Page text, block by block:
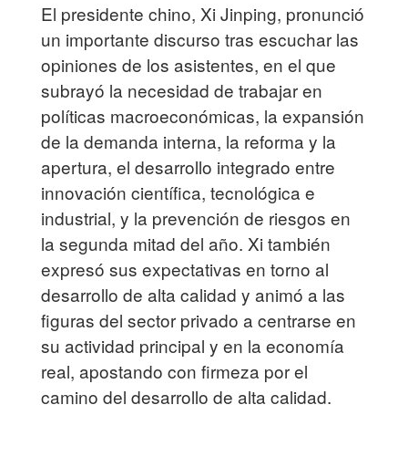
El presidente chino, Xi Jinping, pronunció
un importante discurso tras escuchar las
opiniones de los asistentes, en el que
subrayó la necesidad de trabajar en
políticas macroeconómicas, la expansión
de la demanda interna, la reforma y la
apertura, el desarrollo integrado entre
innovación científica, tecnológica e
industrial, y la prevención de riesgos en
la segunda mitad del año. Xi también
expresó sus expectativas en torno al
desarrollo de alta calidad y animó a las
figuras del sector privado a centrarse en
su actividad principal y en la economía
real, apostando con firmeza por el
camino del desarrollo de alta calidad.